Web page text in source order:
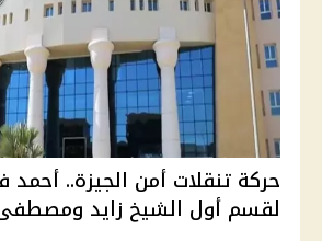
حركة تنقلات أمن الجيزة.. أحمد
لقسم أول الشيخ زايد